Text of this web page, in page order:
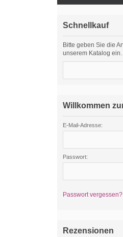
Schnellkauf
Bitte geben Sie die
unserem Katalog ein.
Willkommen
E-Mail-Adresse:
Passwort:
Passwort vergessen?
Rezensionen